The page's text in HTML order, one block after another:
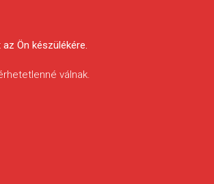
Ön készülékére.
válnak.